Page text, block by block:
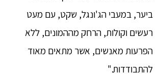
ביער, במעבי הג'ונגל, שקט, עם מעט
רעשים וקולות, הרחק מההמונים, ללא
הפרעות מאנשים, אשר מתאים מאוד
להתבודדות."